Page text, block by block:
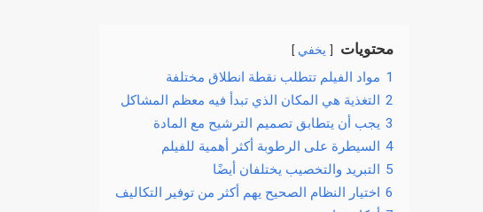
محتويات يخفي
1 مواد الفيلم تتطلب نقطة انطلاق مختلفة
2 التغذية هي المكان الذي تبدأ فيه معظم المشاكل
3 يجب أن يتطابق تصميم الترشيح مع المادة
4 السيطرة على الرطوبة أكثر أهمية للفيلم
5 التبريد والتخصيب يختلفان أيضًا
6 اختيار النظام الصحيح يهم أكثر من توفير التكاليف